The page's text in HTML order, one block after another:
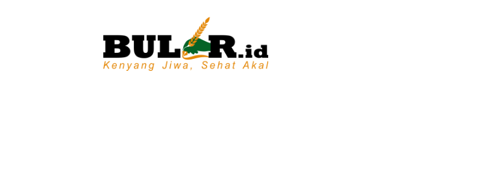
BULIR.ID
Kenyang
Jiwa,
Sehat